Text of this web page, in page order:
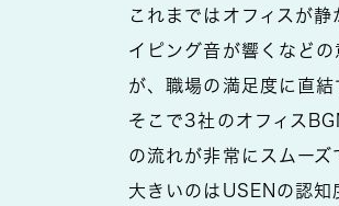
これまではオフィスが
イピング音が響くなど
が、職場の満足度に直
そこで3社のオフィス
の流れが非常にスムー
大きいのはUSENの認知